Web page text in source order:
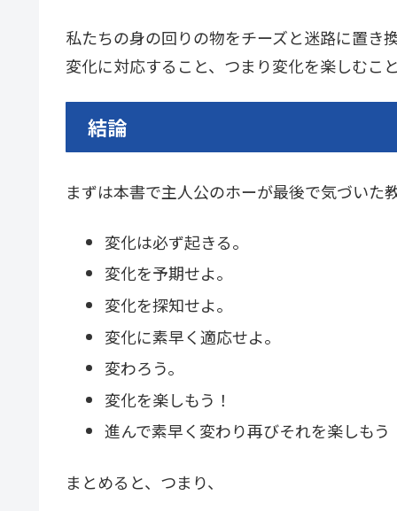
私たちの身の回りの物をチーズと迷路に置き
変化に対応すること、つまり変化を楽しむこ
結論
まずは本書で主人公のホーが最後で気づいた
変化は必ず起きる。
変化を予期せよ。
変化を探知せよ。
変化に素早く適応せよ。
変わろう。
変化を楽しもう！
進んで素早く変わり再びそれを楽しもう
まとめると、つまり、